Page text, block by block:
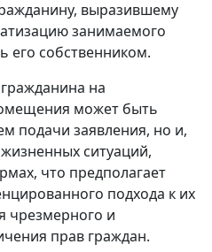
выразившему
занимаемого
его собственником.
на
может быть
подачи заявления, но и,
ситуаций,
что предполагает
подхода к их
чрезмерного и
прав граждан.